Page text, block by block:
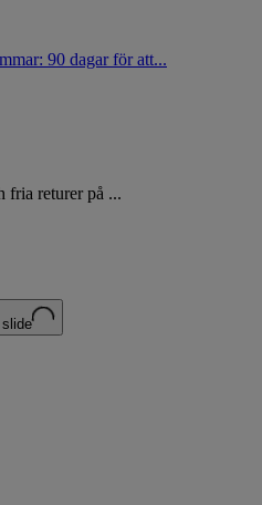
90 dagar för att...
fria returer på ...
slide